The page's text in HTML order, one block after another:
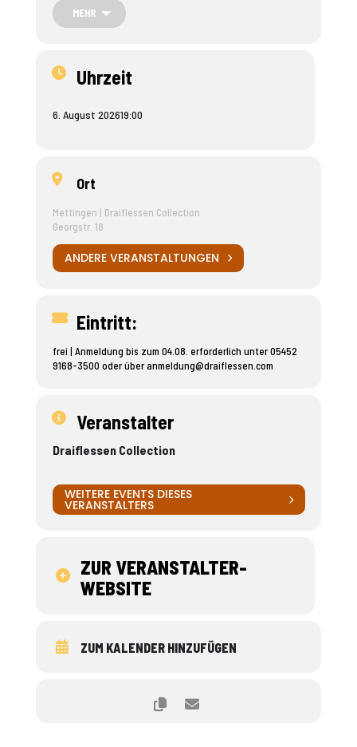
tief entspannen und Raum für geerdete Präsenz kann
entstehen.
(im Saal mit Blick in den Park) folgt eine etwa 40-minütige
Anschließend besteht die Möglichkeit, sich bei einem Tee
MEHR
Uhrzeit
6. August 202619:00
Ort
Mettingen | Draiflessen Collection
Georgstr. 18
ANDERE VERANSTALTUNGEN
Eintritt:
frei | Anmeldung bis zum 04.08. erforderlich unter 05452
9168-3500 oder überanmeldung@draiflessen.com
Veranstalter
Draiflessen Collection
WEITERE EVENTS DIESES
VERANSTALTERS
ZUR VERANSTALTER-
WEBSITE
ZUM KALENDER HINZUFÜGEN